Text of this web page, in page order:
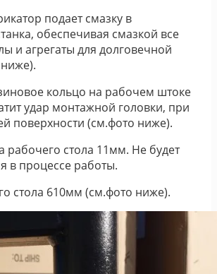
подает смазку в
обеспечивая смазкой все
и агрегаты для долговечной
кольцо на рабочем штоке
удар монтажной головки, при
поверхности (см.фото ниже).
рабочего стола 11мм. Не будет
в процессе работы.
стола 610мм (см.фото ниже).